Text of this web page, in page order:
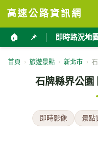
高速公路資訊網
🏠 📌 即時路況地圖
首頁 › 旅遊景點 › 新北市 ›
石牌縣界公園
即時影像 景點